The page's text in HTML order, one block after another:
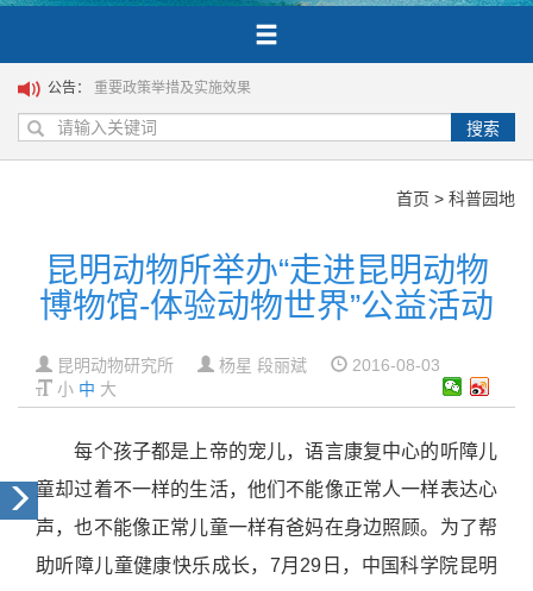
公告： 重要政策举措及实施效果
搜索
首页 > 科普园地
昆明动物所举办“走进昆明动物
博物馆-体验动物世界”公益活动
昆明动物研究所 杨星 段丽斌
2016-08-03
小 中 大
每个孩子都是上帝的宠儿，语言康复中心的听障儿
童却过着不一样的生活，他们不能像正常人一样表达心
声，也不能像正常儿童一样有爸妈在身边照顾。为了帮
助听障儿童健康快乐成长，7月29日，中国科学院昆明